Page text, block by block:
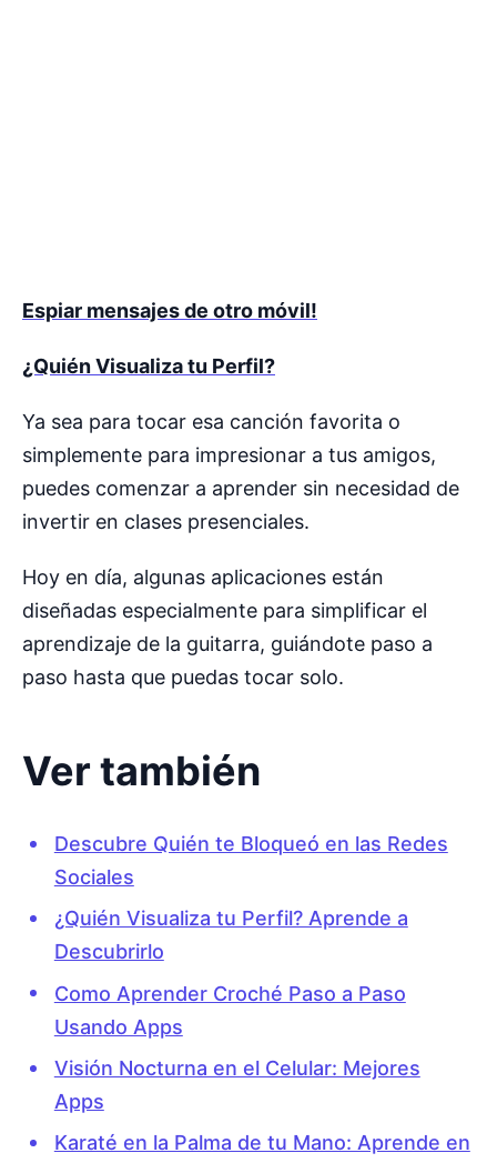
Espiar mensajes de otro móvil!
¿Quién Visualiza tu Perfil?
Ya sea para tocar esa canción favorita o
simplemente para impresionar a tus amigos,
puedes comenzar a aprender sin necesidad de
invertir en clases presenciales.
Hoy en día, algunas aplicaciones están
diseñadas especialmente para simplificar el
aprendizaje de la guitarra, guiándote paso a
paso hasta que puedas tocar solo.
Ver también
Descubre Quién te Bloqueó en las Redes
Sociales
¿Quién Visualiza tu Perfil? Aprende a
Descubrirlo
Como Aprender Croché Paso a Paso
Usando Apps
Visión Nocturna en el Celular: Mejores
Apps
Karaté en la Palma de tu Mano: Aprende en